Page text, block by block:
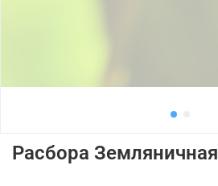
Расбора Земляничная